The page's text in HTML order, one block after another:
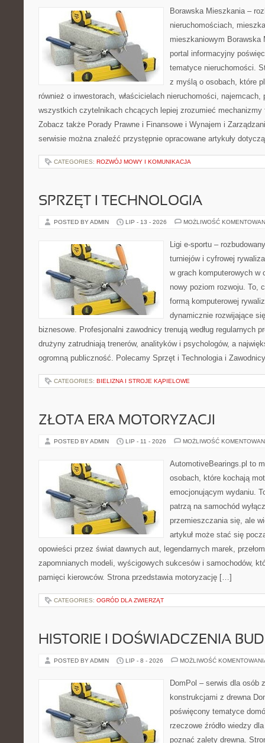
Borawska Mieszkania –
nieruchomościach,
mieszkaniowym Borawska
portal informacyjny
tematyce nieruchomości.
z myślą o osobach, które
również o inwestorach, właścicielach nieruchomości, najemcach,
wszystkich czytelnikach chcących lepiej zrozumieć mechanizmy
Zobacz także Porady Prawne i Finansowe i Wynajem i
serwisie można znaleźć przystępnie opracowane artykuły
CATEGORIES: ROZWÓJ MOWY I KOMUNIKACJA
SPRZĘT I TECHNOLOGIA
POSTED BY ADMIN LIP - 13 - 2026 MOŻLIWOŚĆ
Ligi e-sportu –
turniejów i cyfrowej
w grach komputerowych w
nowy poziom rozwoju. To,
formą komputerowej
dynamicznie rozwijające
biznesowe. Profesjonalni zawodnicy trenują według regularnych
drużyny zatrudniają trenerów, analityków i psychologów, a
ogromną publiczność. Polecamy Sprzęt i Technologia i
CATEGORIES: BIELIZNA I STROJE KĄPIELOWE
ZŁOTA ERA MOTORYZACJI
POSTED BY ADMIN LIP - 11 - 2026 MOŻLIWOŚĆ
AutomotiveBearings.pl to
osobach, które kochają
emocjonującym wydaniu.
patrzą na samochód
przemieszczania się, ale
artykuł może stać się
opowieści przez świat dawnych aut, legendarnych marek,
zapomnianych modeli, wyścigowych sukcesów i samochodów,
pamięci kierowców. Strona przedstawia motoryzację […]
CATEGORIES: OGRÓD DLA ZWIERZĄT
HISTORIE I DOŚWIADCZENIA
POSTED BY ADMIN LIP - 8 - 2026 MOŻLIWOŚĆ
DomPol – serwis dla osób
konstrukcjami z drewna
poświęcony tematyce
rzeczowe źródło wiedzy
poznać zalety drewna.